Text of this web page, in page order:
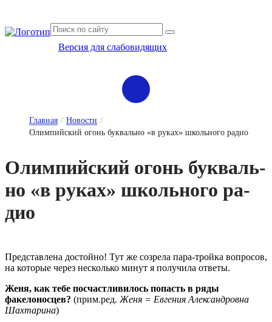
Версия для слабовидящих
Главная / Новости /
Олимпийский огонь буквально «в руках» школьного радио
О­лим­пий­ский о­гонь бук­валь­
но «в ру­ках» школь­но­го ра­
дио
Представлена достойно! Тут же созрела пара-тройка вопросов,
на которые через несколько минут я получила ответы.
Женя, как тебе посчастливилось попасть в ряды
факелоносцев? (прим.ред. Женя = Евгения Александровна
Шахтарина)